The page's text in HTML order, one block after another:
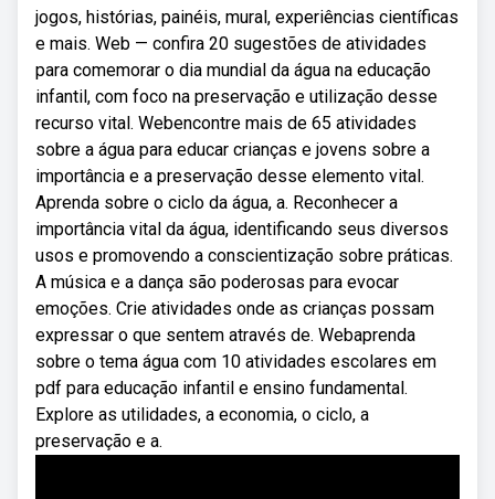
jogos, histórias, painéis, mural, experiências científicas
e mais. Web — confira 20 sugestões de atividades
para comemorar o dia mundial da água na educação
infantil, com foco na preservação e utilização desse
recurso vital. Webencontre mais de 65 atividades
sobre a água para educar crianças e jovens sobre a
importância e a preservação desse elemento vital.
Aprenda sobre o ciclo da água, a. Reconhecer a
importância vital da água, identificando seus diversos
usos e promovendo a conscientização sobre práticas.
A música e a dança são poderosas para evocar
emoções. Crie atividades onde as crianças possam
expressar o que sentem através de. Webaprenda
sobre o tema água com 10 atividades escolares em
pdf para educação infantil e ensino fundamental.
Explore as utilidades, a economia, o ciclo, a
preservação e a.